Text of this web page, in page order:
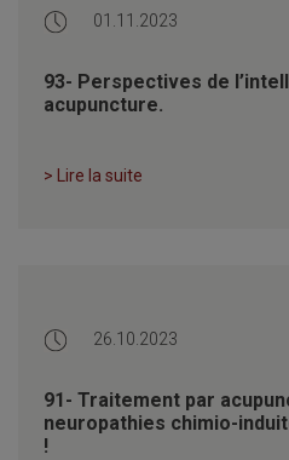
01.11.2023
93- Perspectives de
acupuncture.
> Lire la suite
26.10.2023
91- Traitement par
neuropathies chimio-
!